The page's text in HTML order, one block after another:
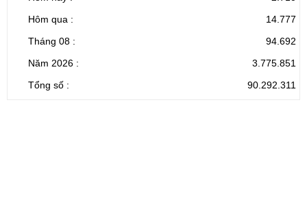
Hôm qua :
14.777
Tháng 08 :
94.692
Năm 2026 :
3.775.851
Tổng số :
90.292.311